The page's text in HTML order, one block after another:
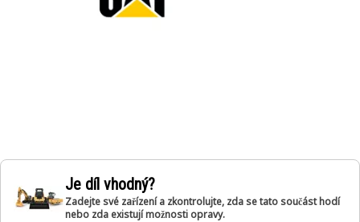
Je díl vhodný?
Zadejte své zařízení a zkontrolujte, zda se tato součást hodí
nebo zda existují možnosti opravy.